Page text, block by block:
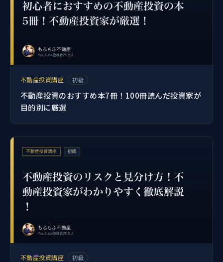
不動産投資講座 初級
不動産投資のおすすめ本7冊！100冊読んだ投資家が
目的別に厳選
不動産投資講座 初級